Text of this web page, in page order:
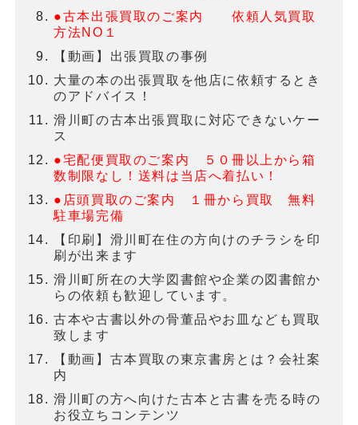
●古本出張買取のご案内 依頼人気買取
方法NO１
【動画】出張買取の事例
大量の本の出張買取を他店に依頼するとき
のアドバイス！
滑川町の古本出張買取に対応できないケー
ス
●宅配便買取のご案内 ５０冊以上から箱
数制限なし！送料は当店へ着払い！
●店頭買取のご案内 １冊から買取 無料
駐車場完備
【印刷】滑川町在住の方向けのチラシを印
刷が出来ます
滑川町所在の大学図書館や企業の図書館か
らの依頼も歓迎しています。
古本や古書以外の骨董品やお皿なども買取
致します
【動画】古本買取の東京書房とは？会社案
内
滑川町の方へ向けた古本と古書を売る時の
お役立ちコンテンツ